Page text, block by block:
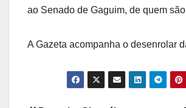
ao Senado de Gaguim, de quem
A Gazeta acompanha o desenrolar